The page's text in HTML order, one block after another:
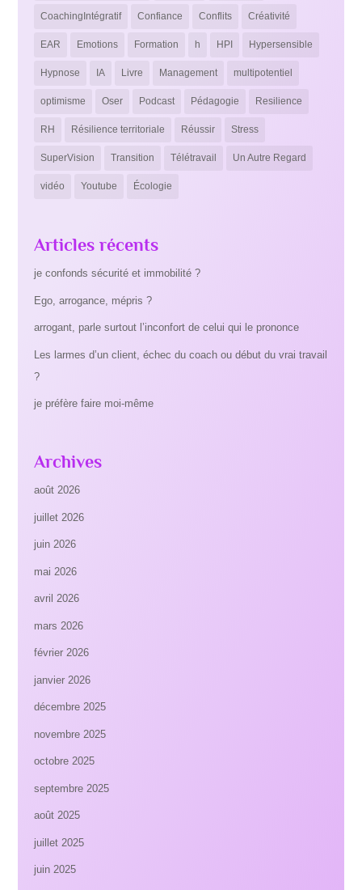
CoachingIntégratif Confiance Conflits Créativité
EAR Emotions Formation h HPI Hypersensible
Hypnose IA Livre Management multipotentiel
optimisme Oser Podcast Pédagogie Resilience
RH Résilience territoriale Réussir Stress
SuperVision Transition Télétravail Un Autre Regard
vidéo Youtube Écologie
Articles récents
je confonds sécurité et immobilité ?
Ego, arrogance, mépris ?
arrogant, parle surtout l’inconfort de celui qui le prononce
Les larmes d’un client, échec du coach ou début du vrai travail
?
je préfère faire moi-même
Archives
août 2026
juillet 2026
juin 2026
mai 2026
avril 2026
mars 2026
février 2026
janvier 2026
décembre 2025
novembre 2025
octobre 2025
septembre 2025
août 2025
juillet 2025
juin 2025